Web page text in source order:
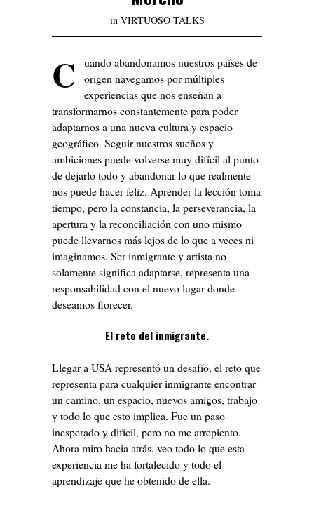
in VIRTUOSO TALKS
C
uando abandonamos nuestros países de
origen navegamos por múltiples
experiencias que nos enseñan a
transformarnos constantemente para poder
adaptarnos a una nueva cultura y espacio
geográfico. Seguir nuestros sueños y
ambiciones puede volverse muy difícil al punto
de dejarlo todo y abandonar lo que realmente
nos puede hacer feliz. Aprender la lección toma
tiempo, pero la constancia, la perseverancia, la
apertura y la reconciliación con uno mismo
puede llevarnos más lejos de lo que a veces ni
imaginamos. Ser inmigrante y artista no
solamente significa adaptarse, representa una
responsabilidad con el nuevo lugar donde
deseamos florecer.
El reto del inmigrante.
Llegar a USA representó un desafío, el reto que
representa para cualquier inmigrante encontrar
un camino, un espacio, nuevos amigos, trabajo
y todo lo que esto implica. Fue un paso
inesperado y difícil, pero no me arrepiento.
Ahora miro hacia atrás, veo todo lo que esta
experiencia me ha fortalecido y todo el
aprendizaje que he obtenido de ella.